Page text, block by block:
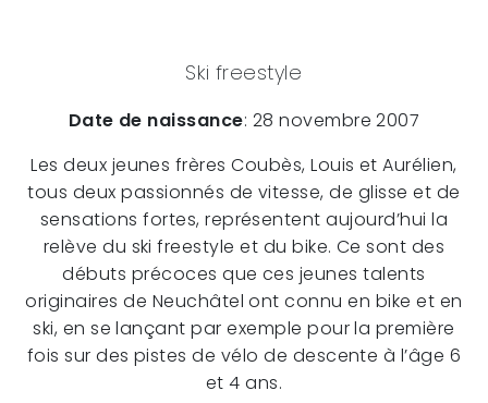
Ski freestyle
Date de naissance: 28 novembre 2007
Les deux jeunes frères Coubès, Louis et Aurélien,
tous deux passionnés de vitesse, de glisse et de
sensations fortes, représentent aujourd’hui la
relève du ski freestyle et du bike. Ce sont des
débuts précoces que ces jeunes talents
originaires de Neuchâtel ont connu en bike et en
ski, en se lançant par exemple pour la première
fois sur des pistes de vélo de descente à l’âge 6
et 4 ans.